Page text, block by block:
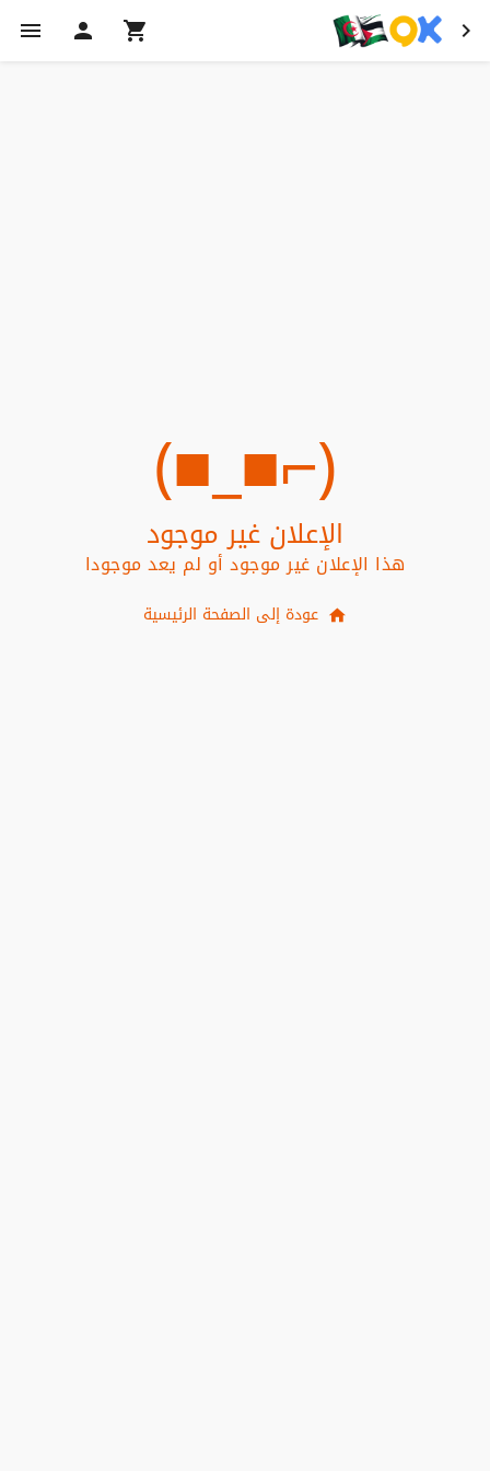
(⌐■_■)
الإعلان غير موجود
هذا الإعلان غير موجود أو لم يعد موجودا
عودة إلى الصفحة الرئيسية